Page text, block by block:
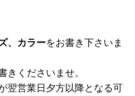
、カラーをお書き下さいま
きくださいませ。
翌営業日夕方以降となる可